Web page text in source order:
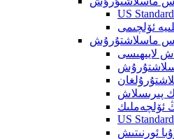
US Standard
ئۆلچىمى
ماسلاشتۇرۇش
لايىھىسى
پىرىسلاش
US
ئورنىتىش